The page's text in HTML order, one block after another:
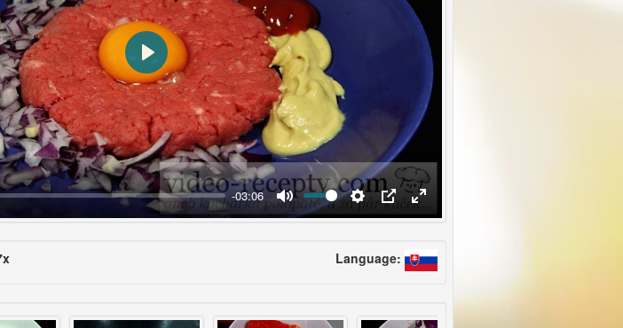
-03:06
Přehrát
Language: